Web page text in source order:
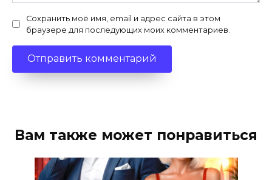
Сохранить моё имя, email и адрес сайта в этом
браузере для последующих моих комментариев.
Вам также может понравиться